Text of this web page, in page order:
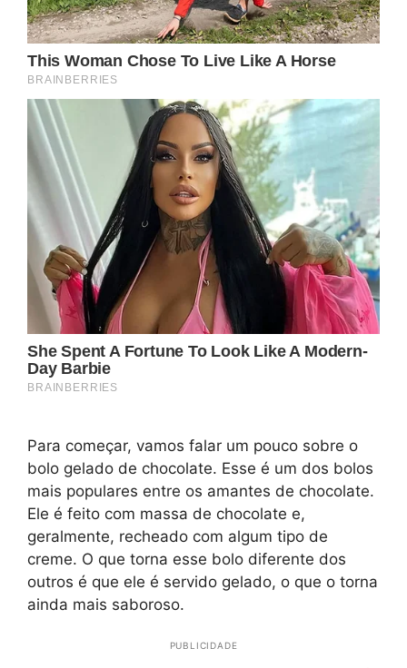
Para começar, vamos falar um pouco sobre o
bolo gelado de chocolate. Esse é um dos bolos
mais populares entre os amantes de chocolate.
Ele é feito com massa de chocolate e,
geralmente, recheado com algum tipo de
creme. O que torna esse bolo diferente dos
outros é que ele é servido gelado, o que o torna
ainda mais saboroso.
PUBLICIDADE